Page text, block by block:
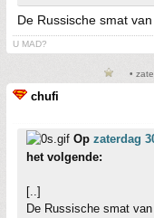
De Russische smat
U MAD?
•
chufi
Op zaterdag
het volgende:
[..]
De Russische smat